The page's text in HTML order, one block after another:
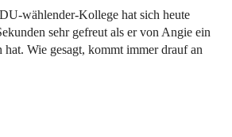
wählender-Kollege hat sich heute
sehr gefreut als er von Angie ein
Wie gesagt, kommt immer drauf an